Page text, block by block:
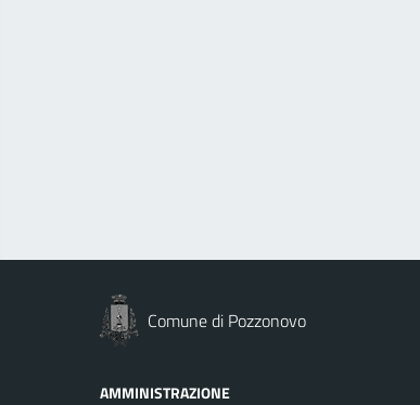
Comune di Pozzonovo
AMMINISTRAZIONE